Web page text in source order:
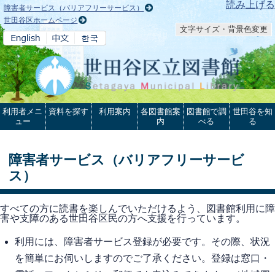
本文へ 読み上げる
障害者サービス（バリアフリーサービス）
世田谷区ホームページ
文字サイズ・背景色変更
利用者メニ
ュー
資料を探す 利用案内
各図書館案
内
図書館で調
べる
世田谷を知
る
障害者サービス（バリアフリーサービ
ス）
すべての方に読書を楽しんでいただけるよう、図書館利用に障
害や支障のある世田谷区民の方へ支援を行っています。
利用には、障害者サービス登録が必要です。その際、状況
を簡単にお伺いしますのでご了承ください。登録は窓口・